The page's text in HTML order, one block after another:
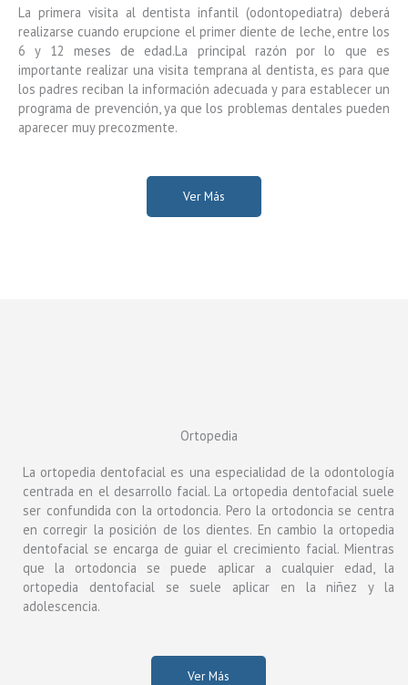
La primera visita al dentista infantil (odontopediatra) deberá
realizarse cuando erupcione el primer diente de leche, entre los
6 y 12 meses de edad.La principal razón por lo que es
importante realizar una visita temprana al dentista, es para que
los padres reciban la información adecuada y para establecer un
programa de prevención, ya que los problemas dentales pueden
aparecer muy precozmente.
Ver Más
Ortopedia
La ortopedia dentofacial es una especialidad de la odontología
centrada en el desarrollo facial. La ortopedia dentofacial suele
ser confundida con la ortodoncia. Pero la ortodoncia se centra
en corregir la posición de los dientes. En cambio la ortopedia
dentofacial se encarga de guiar el crecimiento facial. Mientras
que la ortodoncia se puede aplicar a cualquier edad, la
ortopedia dentofacial se suele aplicar en la niñez y la
adolescencia.
Ver Más